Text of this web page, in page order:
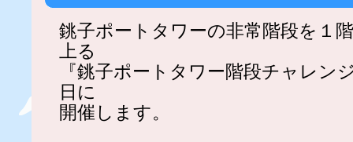
銚子ポートタワーの非常階段を１
上る
『銚子ポートタワー階段チャレン
日に
開催します。